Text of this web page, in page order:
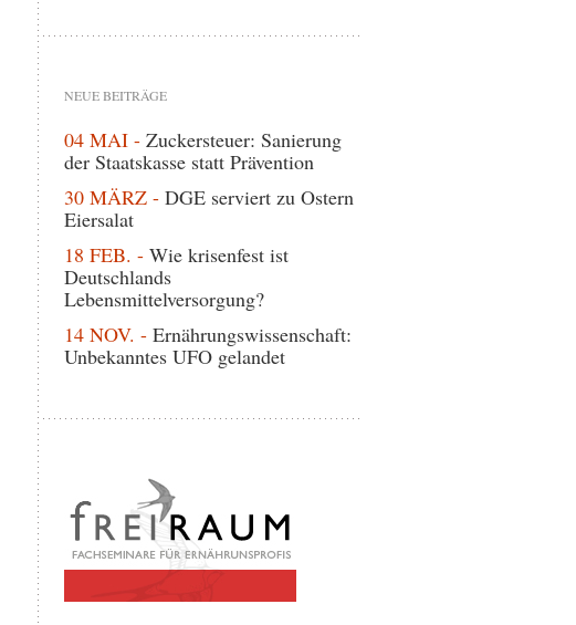
NEUE BEITRÄGE
04 MAI - Zuckersteuer: Sanierung
der Staatskasse statt Prävention
30 MÄRZ - DGE serviert zu Ostern
Eiersalat
18 FEB. - Wie krisenfest ist
Deutschlands
Lebensmittelversorgung?
14 NOV. - Ernährungswissenschaft:
Unbekanntes UFO gelandet